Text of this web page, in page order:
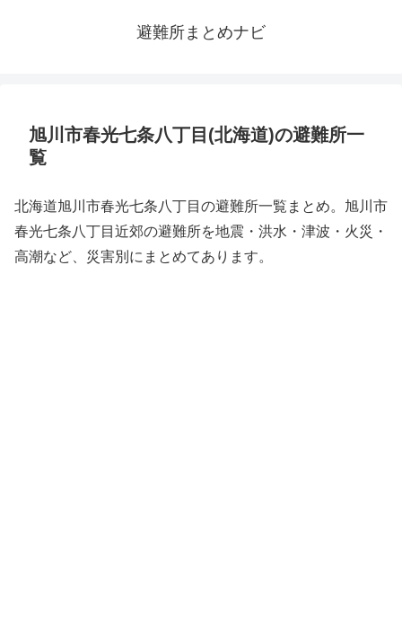
避難所まとめナビ
旭川市春光七条八丁目(北海道)の避難所一
覧
北海道旭川市春光七条八丁目の避難所一覧まとめ。旭川市
春光七条八丁目近郊の避難所を地震・洪水・津波・火災・
高潮など、災害別にまとめてあります。